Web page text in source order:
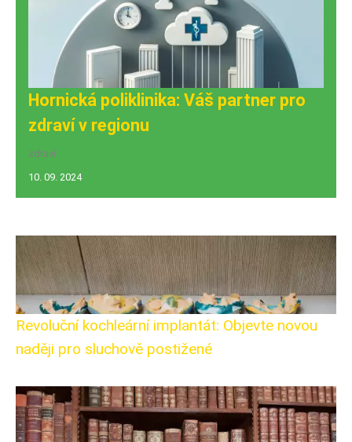
Hornická poliklinika: Váš partner pro
zdraví v regionu
zdraví
10. 09. 2024
Revoluční kochleární implantát: Objevte novou
naději pro sluchově postižené